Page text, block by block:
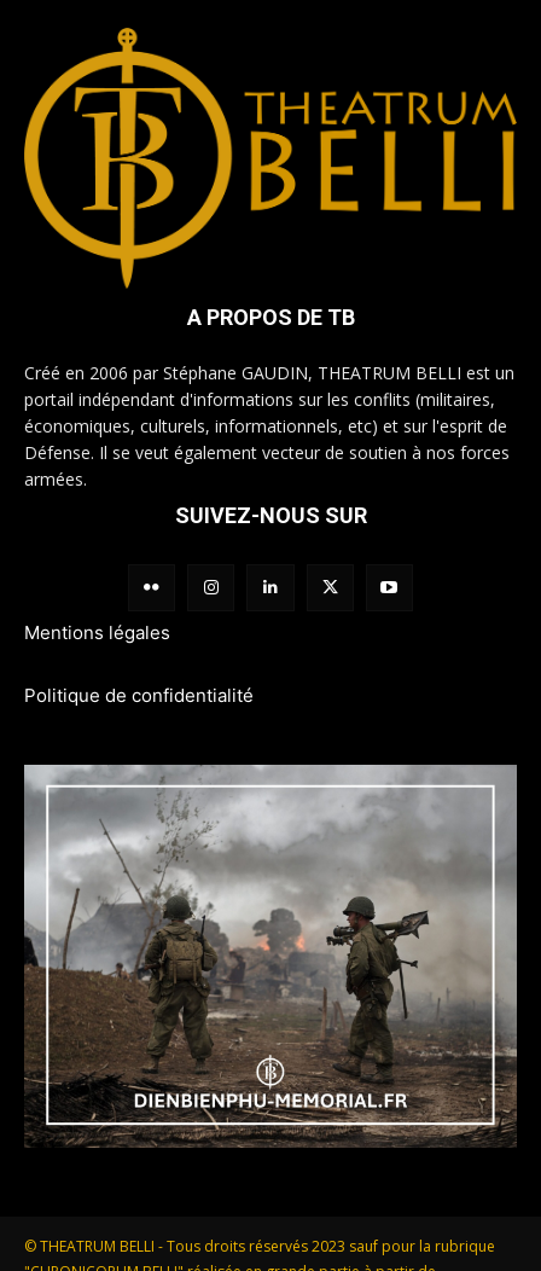
A PROPOS DE TB
Créé en 2006 par Stéphane GAUDIN, THEATRUM BELLI est un
portail indépendant d'informations sur les conflits (militaires,
économiques, culturels, informationnels, etc) et sur l'esprit de
Défense. Il se veut également vecteur de soutien à nos forces
armées.
SUIVEZ-NOUS SUR
Mentions légales
Politique de confidentialité
© THEATRUM BELLI - Tous droits réservés 2023 sauf pour la rubrique